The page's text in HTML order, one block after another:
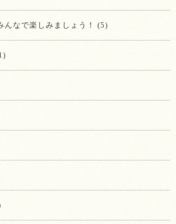
んなで楽しみましょう！ (5)